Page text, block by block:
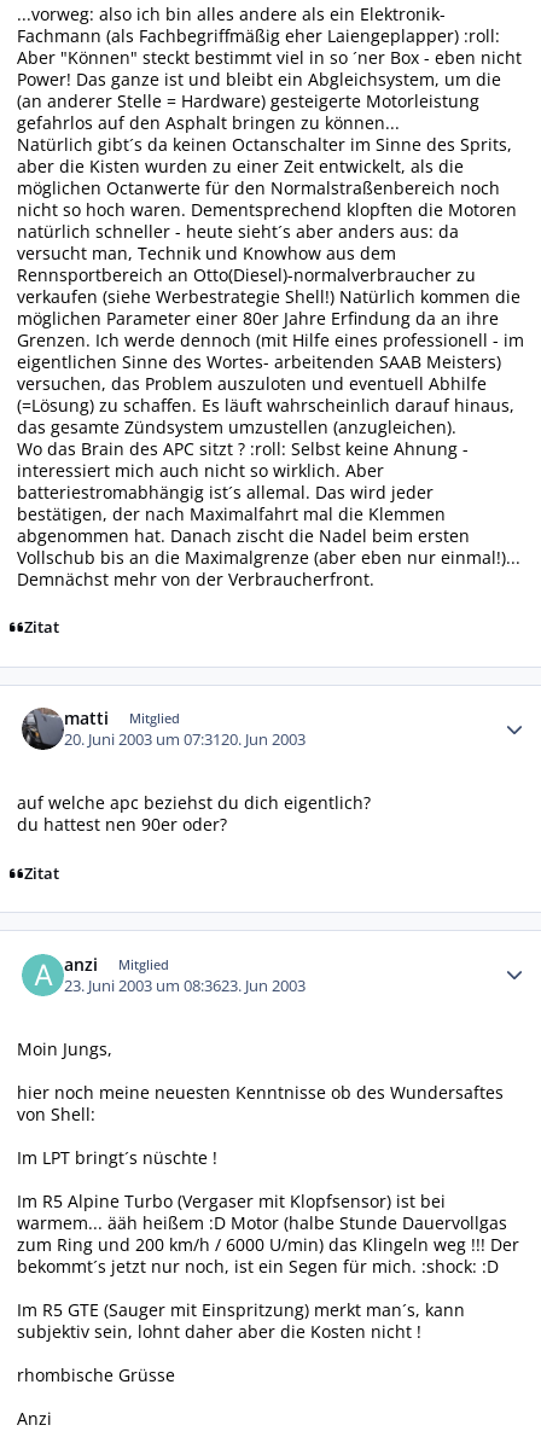
...vorweg: also ich bin alles andere als ein Elektronik-
Fachmann (als Fachbegriffmäßig eher Laiengeplapper) :roll:
Aber "Können" steckt bestimmt viel in so ´ner Box - eben nicht
Power! Das ganze ist und bleibt ein Abgleichsystem, um die
(an anderer Stelle = Hardware) gesteigerte Motorleistung
gefahrlos auf den Asphalt bringen zu können...
Natürlich gibt´s da keinen Octanschalter im Sinne des Sprits,
aber die Kisten wurden zu einer Zeit entwickelt, als die
möglichen Octanwerte für den Normalstraßenbereich noch
nicht so hoch waren. Dementsprechend klopften die Motoren
natürlich schneller - heute sieht´s aber anders aus: da
versucht man, Technik und Knowhow aus dem
Rennsportbereich an Otto(Diesel)-normalverbraucher zu
verkaufen (siehe Werbestrategie Shell!) Natürlich kommen die
möglichen Parameter einer 80er Jahre Erfindung da an ihre
Grenzen. Ich werde dennoch (mit Hilfe eines professionell - im
eigentlichen Sinne des Wortes- arbeitenden SAAB Meisters)
versuchen, das Problem auszuloten und eventuell Abhilfe
(=Lösung) zu schaffen. Es läuft wahrscheinlich darauf hinaus,
das gesamte Zündsystem umzustellen (anzugleichen).
Wo das Brain des APC sitzt ? :roll: Selbst keine Ahnung -
interessiert mich auch nicht so wirklich. Aber
batteriestromabhängig ist´s allemal. Das wird jeder
bestätigen, der nach Maximalfahrt mal die Klemmen
abgenommen hat. Danach zischt die Nadel beim ersten
Vollschub bis an die Maximalgrenze (aber eben nur einmal!)...
Demnächst mehr von der Verbraucherfront.
Zitat
matti Mitglied
20. Juni 2003 um 07:3120. Jun 2003
auf welche apc beziehst du dich eigentlich?
du hattest nen 90er oder?
Zitat
anzi Mitglied
23. Juni 2003 um 08:3623. Jun 2003
Moin Jungs,
hier noch meine neuesten Kenntnisse ob des Wundersaftes
von Shell:
Im LPT bringt´s nüschte !
Im R5 Alpine Turbo (Vergaser mit Klopfsensor) ist bei
warmem... ääh heißem :D Motor (halbe Stunde Dauervollgas
zum Ring und 200 km/h / 6000 U/min) das Klingeln weg !!! Der
bekommt´s jetzt nur noch, ist ein Segen für mich. :shock: :D
Im R5 GTE (Sauger mit Einspritzung) merkt man´s, kann
subjektiv sein, lohnt daher aber die Kosten nicht !
rhombische Grüsse
Anzi